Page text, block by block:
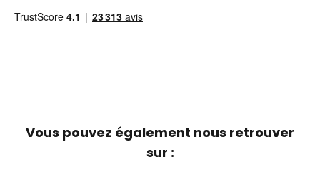
Vous pouvez également nous retrouver
sur :